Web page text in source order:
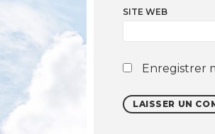
SITE WEB
Enregistrer